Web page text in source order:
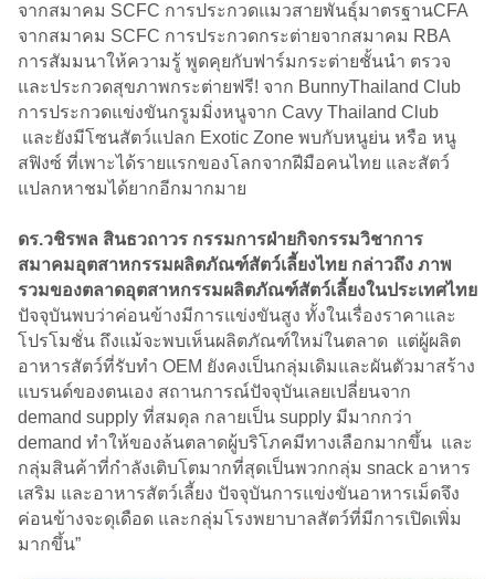
จากสมาคม SCFC การประกวดแมวสายพันธุ์มาตรฐานCFA
จากสมาคม SCFC การประกวดกระต่ายจากสมาคม RBA
การสัมมนาให้ความรู้ พูดคุยกับฟาร์มกระต่ายชั้นนำ ตรวจ
และประกวดสุขภาพกระต่ายฟรี! จาก BunnyThailand Club
การประกวดแข่งขันกรูมมิ่งหนูจาก Cavy Thailand Club
และยังมีโซนสัตว์แปลก Exotic Zone พบกับหนูย่น หรือ หนู
สฟิงซ์ ที่เพาะได้รายแรกของโลกจากฝีมือคนไทย และสัตว์
แปลกหาชมได้ยากอีกมากมาย
ดร.วชิรพล สินธวถาวร กรรมการฝ่ายกิจกรรมวิชาการ
สมาคมอุตสาหกรรมผลิตภัณฑ์สัตว์เลี้ยงไทย กล่าวถึง ภาพ
รวมของตลาดอุตสาหกรรมผลิตภัณฑ์สัตว์เลี้ยงในประเทศไทย
ปัจจุบันพบว่าค่อนข้างมีการแข่งขันสูง ทั้งในเรื่องราคาและ
โปรโมชั่น ถึงแม้จะพบเห็นผลิตภัณฑ์ใหม่ในตลาด แต่ผู้ผลิต
อาหารสัตว์ที่รับทำ OEM ยังคงเป็นกลุ่มเดิมและผันตัวมาสร้าง
แบรนด์ของตนเอง สถานการณ์ปัจจุบันเลยเปลี่ยนจาก
demand supply ที่สมดุล กลายเป็น supply มีมากกว่า
demand ทำให้ของล้นตลาดผู้บริโภคมีทางเลือกมากขึ้น และ
กลุ่มสินค้าที่กำลังเติบโตมากที่สุดเป็นพวกกลุ่ม snack อาหาร
เสริม และอาหารสัตว์เลี้ยง ปัจจุบันการแข่งขันอาหารเม็ดจึง
ค่อนข้างจะดุเดือด และกลุ่มโรงพยาบาลสัตว์ที่มีการเปิดเพิ่ม
มากขึ้น”